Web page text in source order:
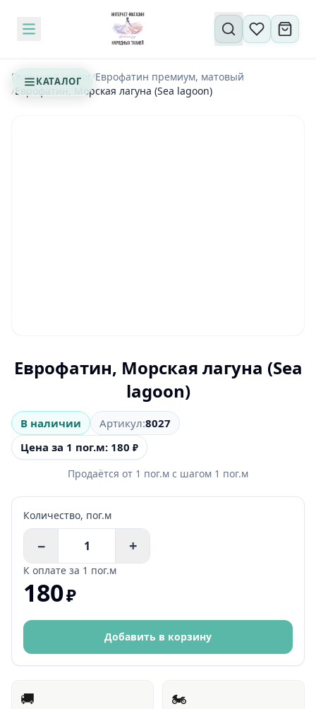
КАТАЛОГ
Поиск по сайту
Главная/Каталог/Еврофатин премиум, матовый
/Еврофатин, Морская лагуна (Sea lagoon)
Еврофатин, Морская лагуна (Sea
lagoon)
В наличии Артикул:8027
Цена за 1 пог.м: 180 ₽
Продаётся от 1 пог.м с шагом 1 пог.м
Количество, пог.м
− +
К оплате за 1 пог.м
180₽
Добавить в корзину
🚚 🏍